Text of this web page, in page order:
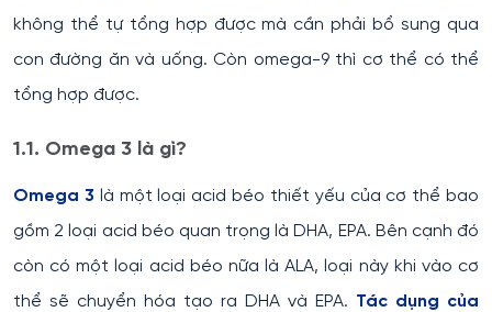
không thể tự tổng hợp được mà cần phải bổ sung qua
con đường ăn và uống. Còn omega-9 thì cơ thể có thể
tổng hợp được.
1.1. Omega 3 là gì?
Omega 3 là một loại acid béo thiết yếu của cơ thể bao
gồm 2 loại acid béo quan trọng là DHA, EPA. Bên cạnh đó
còn có một loại acid béo nữa là ALA, loại này khi vào cơ
thể sẽ chuyển hóa tạo ra DHA và EPA. Tác dụng của